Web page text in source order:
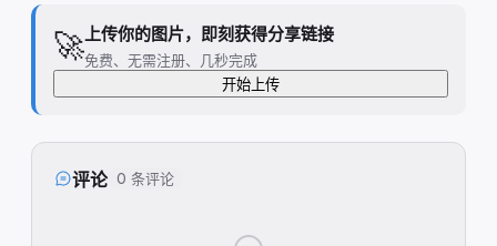
🚀 上传你的图片，即刻获得分享链接
免费、无需注册、几秒完成
开始上传
评论 0 条评论